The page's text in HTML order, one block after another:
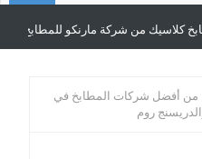
كلاسيك من شركة مارنكو للمطابخ
من أفضل شركات المطابخ في
روم